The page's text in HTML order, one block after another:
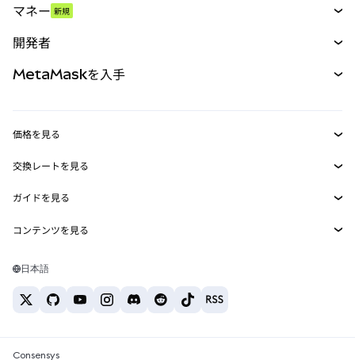
パーペチュアル
RWA
マネー 新規
開発者
MetaMask Connect
Snaps
Web3サービス
MetaMaskを入手
セキュリティ
サポート
キャリア
お問い合わせ
価格を見る
イーサリアムの価格
Solanaの価格
Tetherの価格
交換レートを見る
ETH→USD
USDT→INR
BTC→INR
ETH→USDT
ガイドを見る
ETHの購入
USDTの購入
SHIBの購入
コンテンツを見る
Solanaウォレット
日本語
Consensys